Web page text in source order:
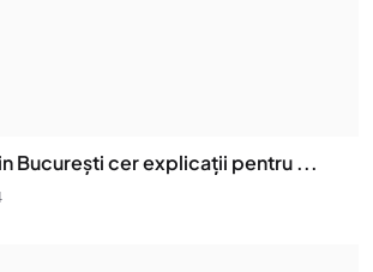
București cer explicații pentru ...